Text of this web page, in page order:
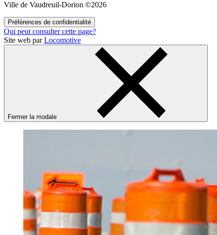
Ville de Vaudreuil‑Dorion ©2026
Préférences de confidentialité
Qui peut consulter cette page?
Site web parLocomotive
Fermer la modale